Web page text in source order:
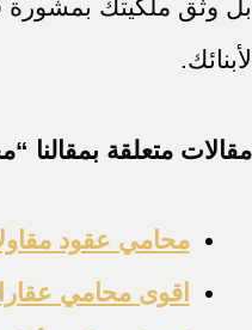
بل وثّق ملكيتك بمشورة
لأبنائك.
مقالات متعلقة
محامي عقود
اقوى محامي